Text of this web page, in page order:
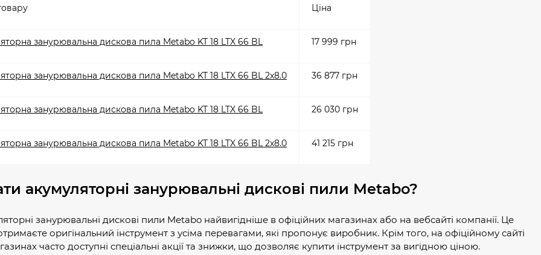
Ціна
занурювальна дискова пила Metabo KT 18 LTX 66 BL 17 999 грн
занурювальна дискова пила Metabo KT 18 LTX 66 BL 2х8.0 36 877 грн
занурювальна дискова пила Metabo KT 18 LTX 66 BL 26 030 грн
занурювальна дискова пила Metabo KT 18 LTX 66 BL 2х8.0 41 215 грн
акумуляторні занурювальні дискові пили Metabo?
занурювальні дискові пили Metabo найвигідніше в офіційних магазинах або на вебсайті компанії. Це
оригінальний інструмент з усіма перевагами, які пропонує виробник. Крім того, на офіційному сайті
часто доступні спеціальні акції та знижки, що дозволяє купити інструмент за вигідною ціною.